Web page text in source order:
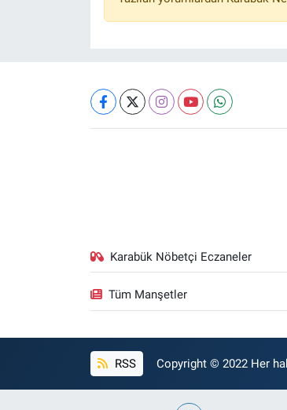
Karabük Nöbetçi Eczaneler
Tüm Manşetler
RSS Copyright © 2022 Her